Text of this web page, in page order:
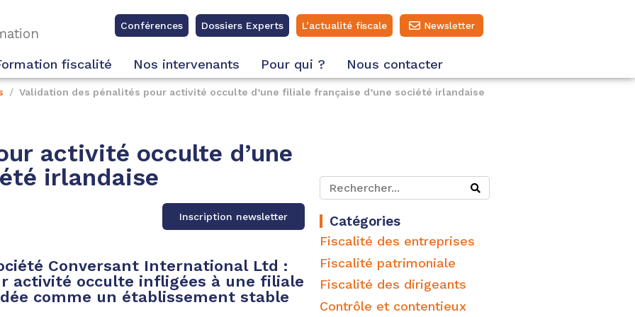
Conférences Dossiers Experts L’actualité fiscale Newsletter
fiscalité Nos intervenants Pour qui ? Nous contacter
Validation des pénalités pour activité occulte d’une filiale française d’une société irlandaise
activité occulte d’une
irlandaise
Inscription newsletter
Conversant International Ltd :
activité occulte infligées à une filiale
comme un établissement stable
Catégories
Fiscalité des entreprises
Fiscalité patrimoniale
Fiscalité des dirigeants
Contrôle et contentieux